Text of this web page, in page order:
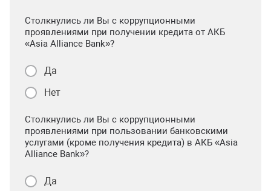
Столкнулись ли Вы с коррупционными
проявлениями при получении кредита от АКБ
«Asia Alliance Bank»?
Да
Нет
Столкнулись ли Вы с коррупционными
проявлениями при пользовании банковскими
услугами (кроме получения кредита) в АКБ «Asia
Alliance Bank»?
Да